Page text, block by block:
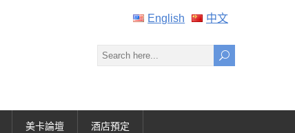
English 中文
美卡論壇 酒店預定